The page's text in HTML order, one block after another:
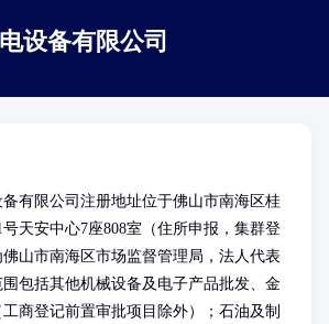
设备有限公司
有限公司注册地址位于佛山市南海区桂
天安中心7座808室（住所申报，集群登
山市南海区市场监督管理局，法人代表
包括其他机械设备及电子产品批发、金
商登记前置审批项目除外）；石油及制